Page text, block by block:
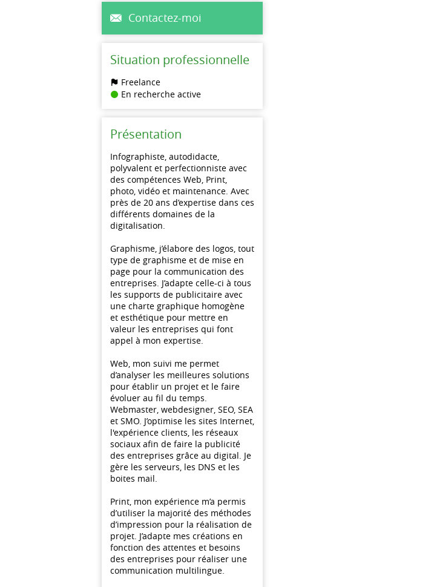
Contactez-moi
Situation professionnelle
Freelance
En recherche active
Présentation
Infographiste, autodidacte,
polyvalent et perfectionniste avec
des compétences Web, Print,
photo, vidéo et maintenance. Avec
près de 20 ans d’expertise dans ces
différents domaines de la
digitalisation.
Graphisme, j’élabore des logos, tout
type de graphisme et de mise en
page pour la communication des
entreprises. J’adapte celle-ci à tous
les supports de publicitaire avec
une charte graphique homogène
et esthétique pour mettre en
valeur les entreprises qui font
appel à mon expertise.
Web, mon suivi me permet
d’analyser les meilleures solutions
pour établir un projet et le faire
évoluer au fil du temps.
Webmaster, webdesigner, SEO, SEA
et SMO. J’optimise les sites Internet,
l'expérience clients, les réseaux
sociaux afin de faire la publicité
des entreprises grâce au digital. Je
gère les serveurs, les DNS et les
boites mail.
Print, mon expérience m’a permis
d’utiliser la majorité des méthodes
d’impression pour la réalisation de
projet. J’adapte mes créations en
fonction des attentes et besoins
des entreprises pour réaliser une
communication multilingue.